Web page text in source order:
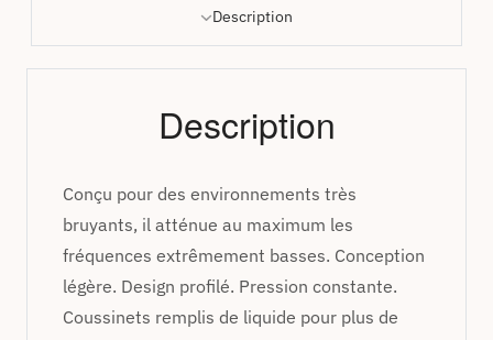
Description
Description
Conçu pour des environnements très
bruyants, il atténue au maximum les
fréquences extrêmement basses. Conception
légère. Design profilé. Pression constante.
Coussinets remplis de liquide pour plus de